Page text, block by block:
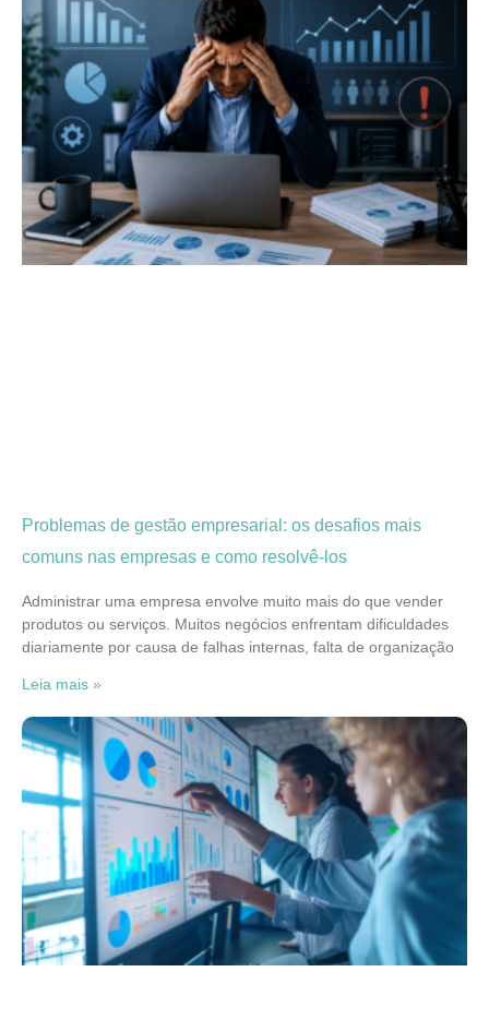
Problemas de gestão empresarial: os desafios mais
comuns nas empresas e como resolvê-los
Administrar uma empresa envolve muito mais do que vender
produtos ou serviços. Muitos negócios enfrentam dificuldades
diariamente por causa de falhas internas, falta de organização
Leia mais »